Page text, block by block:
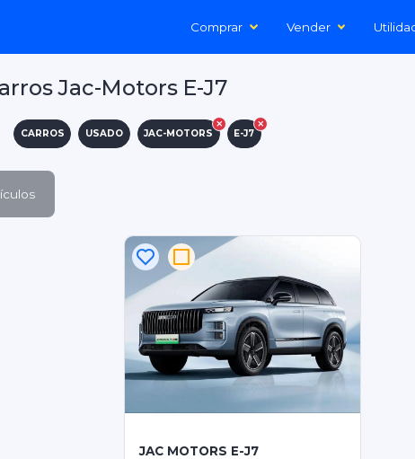
Comprar Vender
Jac-Motors E-J7
CARROS USADO JAC-MOTORS E-J7
JAC MOTORS E-J7